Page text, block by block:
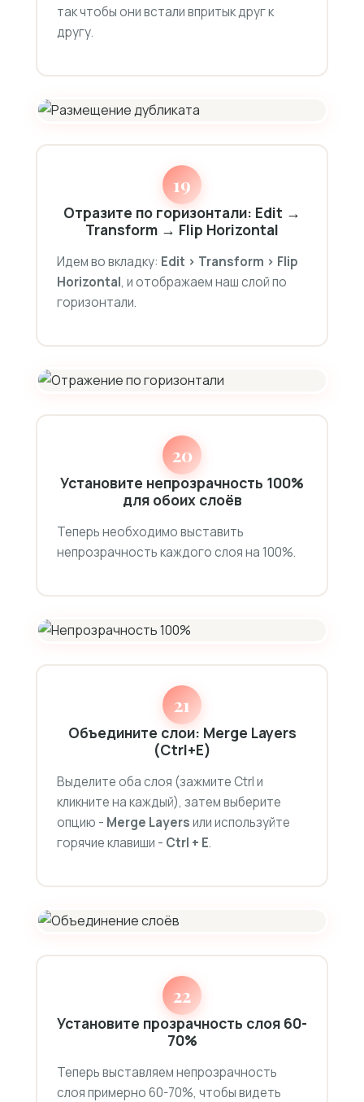
так чтобы они встали впритык друг к
другу.
19
Отразите по горизонтали: Edit →
Transform → Flip Horizontal
Идем во вкладку: Edit > Transform > Flip
Horizontal, и отображаем наш слой по
горизонтали.
20
Установите непрозрачность 100%
для обоих слоёв
Теперь необходимо выставить
непрозрачность каждого слоя на 100%.
21
Объедините слои: Merge Layers
(Ctrl+E)
Выделите оба слоя (зажмите Ctrl и
кликните на каждый), затем выберите
опцию - Merge Layersили используйте
горячие клавиши - Ctrl + E.
22
Установите прозрачность слоя 60-
70%
Теперь выставляем непрозрачность
слоя примерно 60-70%, чтобы видеть